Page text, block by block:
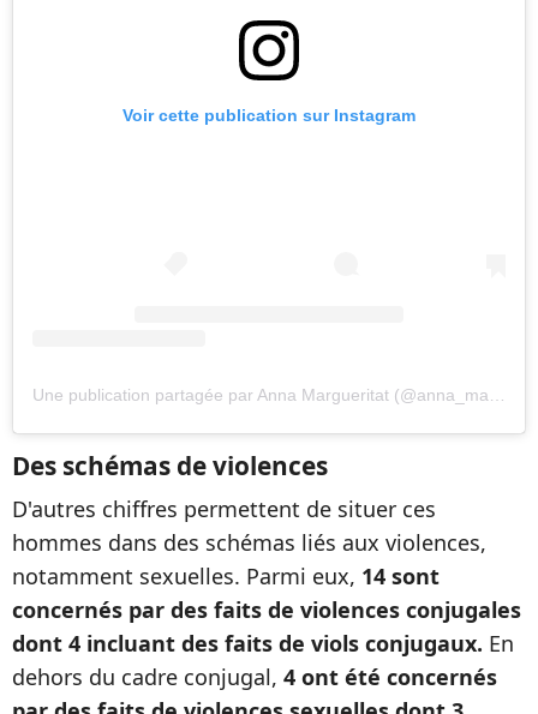
Voir cette publication sur Instagram
Des schémas de violences
D'autres chiffres permettent de situer ces
hommes dans des schémas liés aux violences,
notamment sexuelles. Parmi eux, 14 sont
concernés par des faits de violences conjugales
dont 4 incluant des faits de viols conjugaux. En
dehors du cadre conjugal, 4 ont été concernés